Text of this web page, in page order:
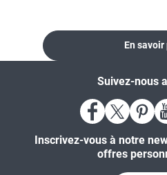
En savoir
Suivez-nous
Inscrivez-vous à notre
offres